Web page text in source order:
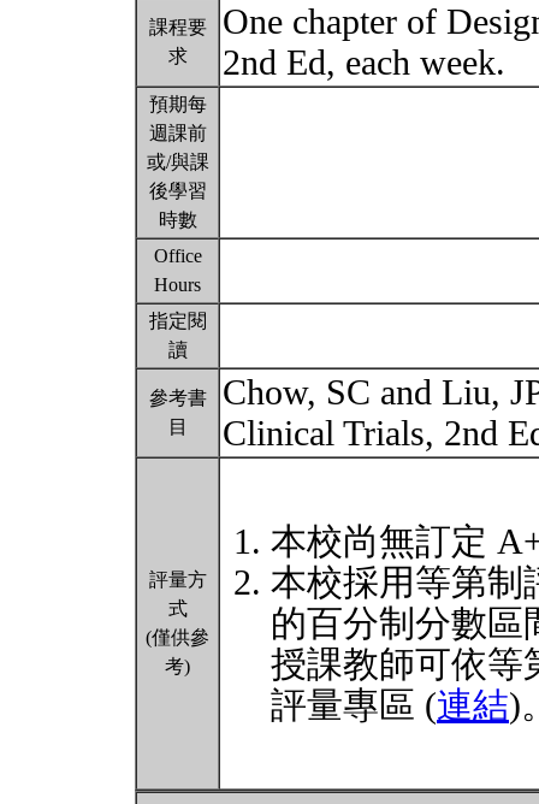
課程要
求
One chapter of
2nd Ed, each week.
預期每
週課前
或/與課
後學習
時數
Office
Hours
指定閱
讀
參考書
目
Chow, SC and Liu,
Clinical Trials, 2nd
評量方
式
(僅供參
考)
本校尚無訂定
本校採用等第制
的百分制分數區
授課教師可依等
評量專區 (連結)